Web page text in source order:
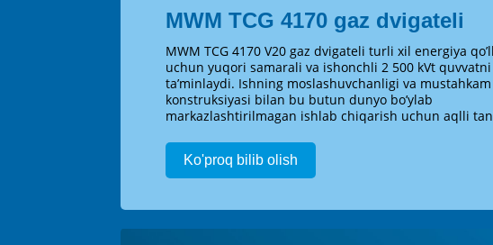
MWM TCG 4170 gaz dvigateli
MWM TCG 4170 V20 gaz dvigateli turli xil energiya
uchun yuqori samarali va ishonchli 2 500 kVt quvvatni
ta’minlaydi. Ishning moslashuvchanligi va mustahkam
konstruksiyasi bilan bu butun dunyo bo’ylab
markazlashtirilmagan ishlab chiqarish uchun aqlli
Ko'proq bilib olish